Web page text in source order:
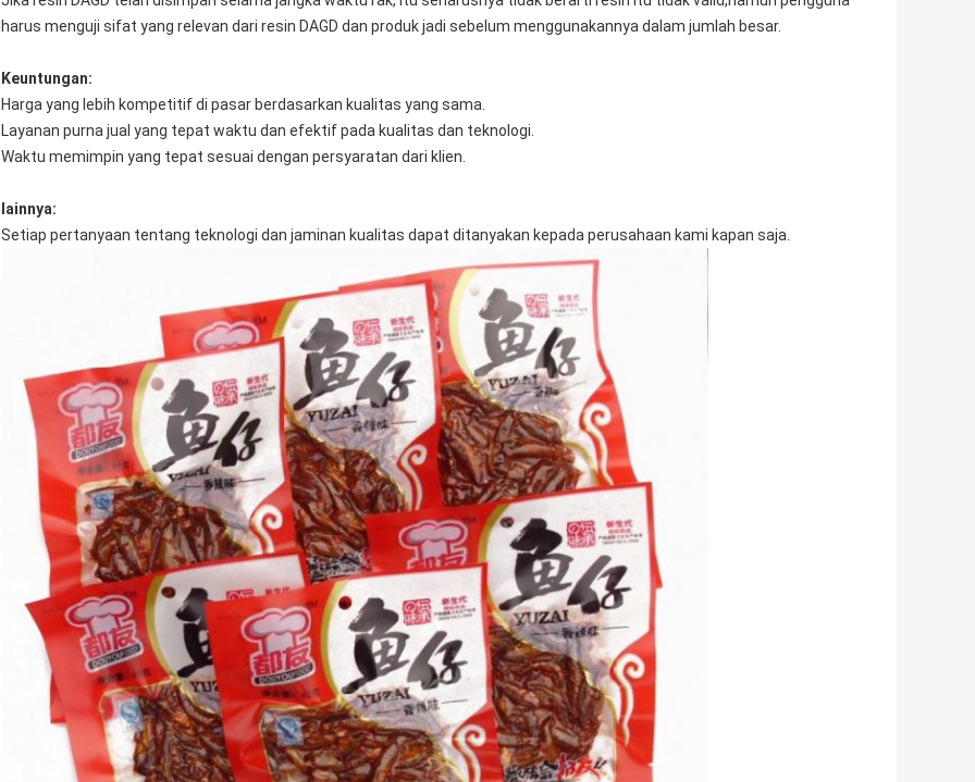
harus menguji sifat yang relevan dari resin DAGD dan produk jadi sebelum menggunakannya dalam jumlah besar.
Keuntungan:
Harga yang lebih kompetitif di pasar berdasarkan kualitas yang sama.
Layanan purna jual yang tepat waktu dan efektif pada kualitas dan teknologi.
Waktu memimpin yang tepat sesuai dengan persyaratan dari klien.
lainnya:
Setiap pertanyaan tentang teknologi dan jaminan kualitas dapat ditanyakan kepada perusahaan kami kapan saja.